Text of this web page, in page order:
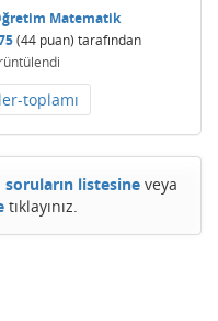
Matematik
(44puan) tarafından
toplamı
listesine veya
tıklayınız.